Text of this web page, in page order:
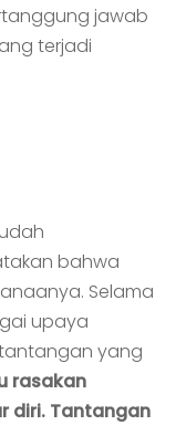
jawab
terjadi
bahwa
Selama
upaya
yang
rasakan
diri. Tantangan